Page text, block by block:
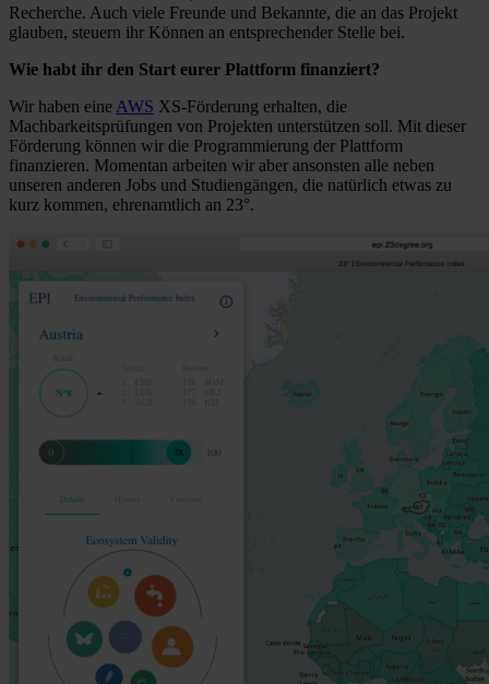
Recherche. Auch viele Freunde und Bekannte, die an das Projekt
glauben, steuern ihr Können an entsprechender Stelle bei.
Wie habt ihr den Start eurer Plattform finanziert?
Wir haben eine AWS XS-Förderung erhalten, die
Machbarkeitsprüfungen von Projekten unterstützen soll. Mit dieser
Förderung können wir die Programmierung der Plattform
finanzieren. Momentan arbeiten wir aber ansonsten alle neben
unseren anderen Jobs und Studiengängen, die natürlich etwas zu
kurz kommen, ehrenamtlich an 23°.